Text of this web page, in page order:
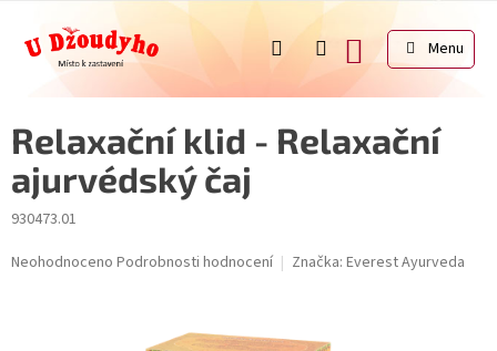
obsah
NÁKUPNÍ
KOŠÍK
Relaxační klid - Relaxační
ajurvédský čaj
930473.01
Průměrné
Neohodnoceno Podrobnosti hodnocení Značka: Everest Ayurveda